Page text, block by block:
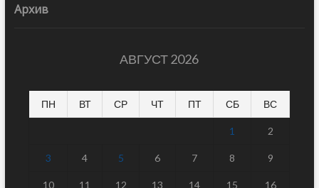
Архив
АВГУСТ 2026
ПН ВТ СР ЧТ ПТ СБ ВС
1 2
3 4 5 6 7 8 9
10 11 12 13 14 15 16